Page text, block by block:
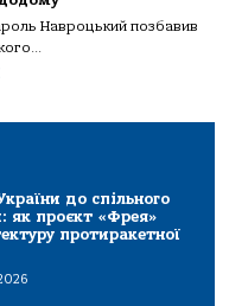
Навроцький позбавив
до спільного
як проєкт «Фрея»
протиракетної